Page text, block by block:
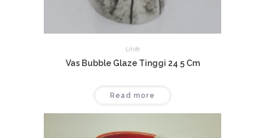
Unik
Vas Bubble Glaze Tinggi 24 5 Cm
Read more